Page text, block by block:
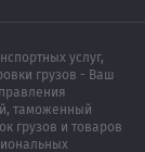
услуг,
грузов - Ваш
таможенный
грузов и товаров